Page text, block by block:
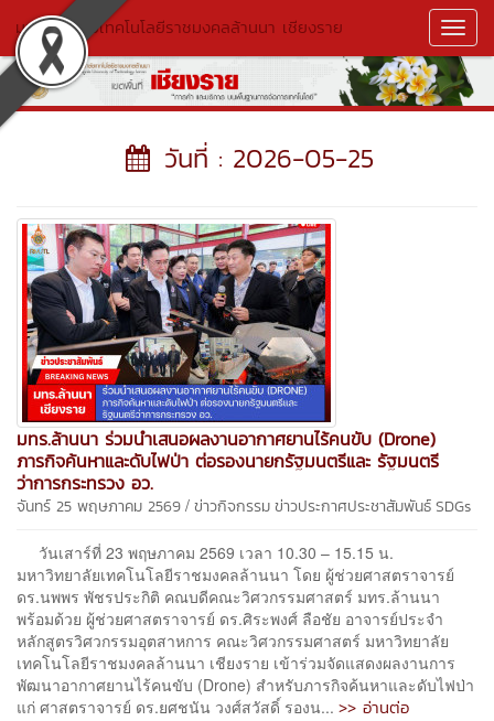
มหาวิทยาลัยเทคโนโลยีราชมงคลล้านนา เชียงราย
วันที่ : 2026-05-25
มทร.ล้านนา ร่วมนำเสนอผลงานอากาศยานไร้คนขับ (Drone)
ภารกิจค้นหาและดับไฟป่า ต่อรองนายกรัฐมนตรีและ รัฐมนตรี
ว่าการกระทรวง อว.
จันทร์ 25 พฤษภาคม 2569 / ข่าวกิจกรรมข่าวประกาศประชาสัมพันธ์SDGs
วันเสาร์ที่ 23 พฤษภาคม 2569 เวลา 10.30 – 15.15 น.
มหาวิทยาลัยเทคโนโลยีราชมงคลล้านนา โดย ผู้ช่วยศาสตราจารย์
ดร.นพพร พัชรประกิติ คณบดีคณะวิศวกรรมศาสตร์ มทร.ล้านนา
พร้อมด้วย ผู้ช่วยศาสตราจารย์ ดร.ศิระพงศ์ ลือชัย อาจารย์ประจำ
หลักสูตรวิศวกรรมอุตสาหการ คณะวิศวกรรมศาสตร์ มหาวิทยาลัย
เทคโนโลยีราชมงคลล้านนา เชียงราย เข้าร่วมจัดแสดงผลงานการ
พัฒนาอากาศยานไร้คนขับ (Drone) สำหรับภารกิจค้นหาและดับไฟป่า
แก่ ศาสตราจารย์ ดร.ยศชนัน วงศ์สวัสดิ์ รองน... >> อ่านต่อ